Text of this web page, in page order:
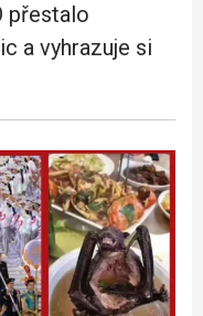
přestalo
a vyhrazuje si